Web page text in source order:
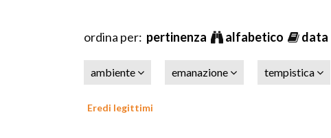
ordina per: pertinenza alfabetico data
ambiente emanazione tempistica
Eredi legittimi